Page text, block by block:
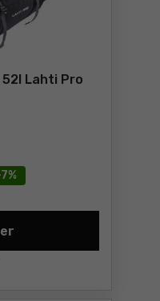
Lahti Pro
à vêtements noir 52l